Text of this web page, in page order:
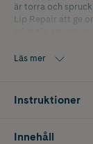
är torra och
Lip Repair att ge
varar även medan
Läs mer
Instruktioner
Innehåll